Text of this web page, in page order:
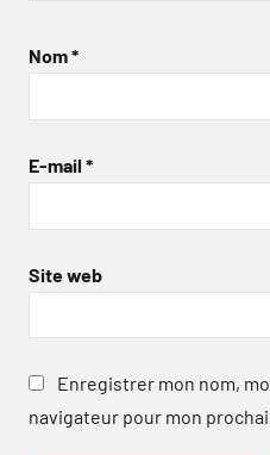
Nom*
E-mail *
Site web
Enregistrer mon nom,
navigateur pour mon